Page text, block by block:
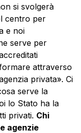
si svolgerà
centro per
e noi
serve per
attraverso
privata». Ci
serve la
lo Stato ha la
privati. Chi
agenzie